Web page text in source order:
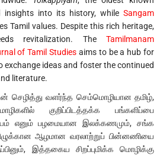
insights into its history, while Sangam
Tamil values. Despite this rich heritage,
revitalization. The Tamilmanam
of Tamil Studies aims to be a hub for
ideas and foster the continued
literature.
செழித்து வளர்ந்த செம்மொழியான தமிழ்,
குறிப்பிடத்தக்க பங்களிப்பை
எனும் பழமையான இலக்கணமும், சங்க
ஆழமான வரலாற்றுப் பின்னணியை
இத்தகைய சிறப்புமிக்க மொழிக்கு